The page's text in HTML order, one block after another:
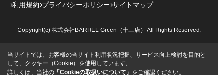
利用規約 プライバシーポリシー サイトマップ
Copyright(c) 株式会社BARREL Green（十三店） All Rights Reserved.
当サイトでは、お客様の当サイト利用状況把握、サービス向上検討を目的と
して、クッキー（Cookie）を使用しています。
詳しくは、当社の 「Cookieの取扱いについて」 をご確認ください。